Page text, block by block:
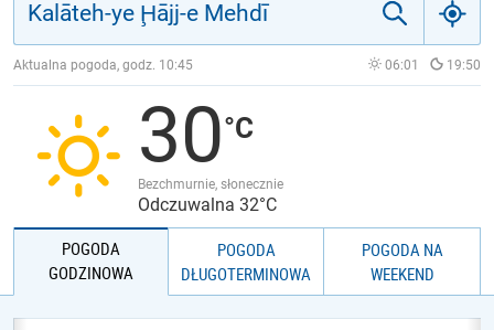
JAKOŚĆ POWIETRZA
Aktualna pogoda, godz. 10:45 06:01 19:50
30
Bezchmurnie, słonecznie
Odczuwalna 32°C
POGODA
GODZINOWA
POGODA
DŁUGOTERMINOWA
POGODA NA
WEEKEND